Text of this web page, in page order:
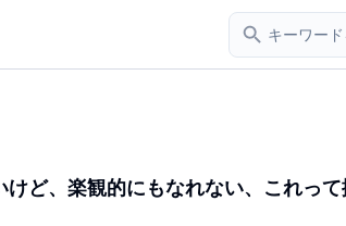
ど、楽観的にもなれない、これって